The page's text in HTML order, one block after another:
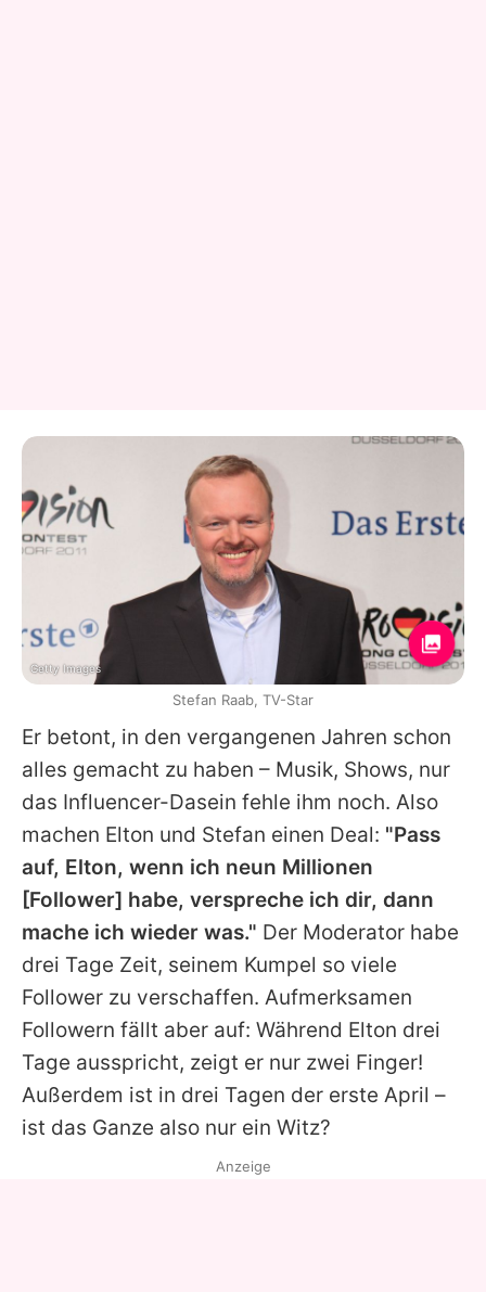
Er betont, in den vergangenen Jahren schon
alles gemacht zu haben – Musik, Shows, nur
das Influencer-Dasein fehle ihm noch. Also
machen Elton und Stefan einen Deal: "Pass
auf, Elton, wenn ich neun Millionen
[Follower] habe, verspreche ich dir, dann
mache ich wieder was." Der Moderator habe
drei Tage Zeit, seinem Kumpel so viele
Follower zu verschaffen. Aufmerksamen
Followern fällt aber auf: Während Elton drei
Tage ausspricht, zeigt er nur zwei Finger!
Außerdem ist in drei Tagen der erste April –
ist das Ganze also nur ein Witz?
Getty Images
Stefan Raab, TV-Star
Anzeige